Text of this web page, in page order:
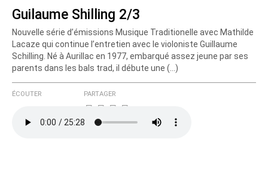
Courriel (non publié)
Ajoutez votre commentaire ici
Texte de votre message
Guilaume Shilling 2/3
Nouvelle série d’émissions Musique Traditionelle avec Mathilde
Lacaze qui continue l’entretien avec le violoniste Guillaume
Schilling. Né à Aurillac en 1977, embarqué assez jeune par ses
parents dans les bals trad, il débute une (…)
ÉCOUTER PARTAGER